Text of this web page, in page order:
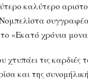
καλύτερο
«Εκατό χρόνια
χτυπάει τις καρδιές
και της